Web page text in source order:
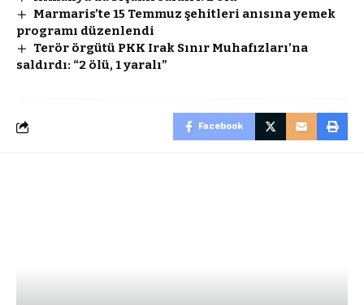
Marmaris’te 15 Temmuz şehitleri anısına yemek
programı düzenlendi
Terör örgütü PKK Irak Sınır Muhafızları’na
saldırdı: “2 ölü, 1 yaralı”
Facebook